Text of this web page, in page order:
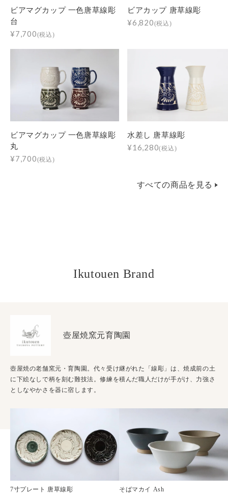
ビアマグカップ 一色唐草線彫
台
¥7,700(税込)
ビアマグカップ 一色唐草線彫
丸
¥7,700(税込)
ビアカップ 唐草線彫
¥6,820(税込)
水差し 唐草線彫
¥16,280(税込)
すべての商品を見る
Ikutouen Brand
壺屋焼窯元育陶園
壺屋焼の老舗窯元・育陶園。代々受け継がれた「線彫」は、焼成前の土
に下絵なしで柄を刻む難技法。修練を積んだ職人だけが手がけ、力強さ
としなやかさを器に宿します。
7寸プレート 唐草線彫 そばマカイ Ash